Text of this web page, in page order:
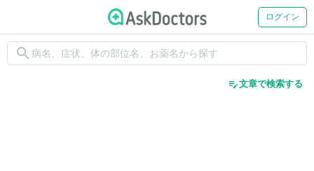
ログイン
search
edit_note文章で検索する